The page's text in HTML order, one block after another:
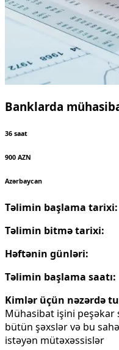
Banklarda
36 saat
900 AZN
Azərbaycan
Təlimin başlama tarixi:
Təlimin bitmə tarixi:
Həftənin günləri:
Təlimin başlama saatı:
Kimlər üçün nəzərdə
Mühasibat işini peşəkar
bütün şəxslər və bu
istəyən mütəxəssislər